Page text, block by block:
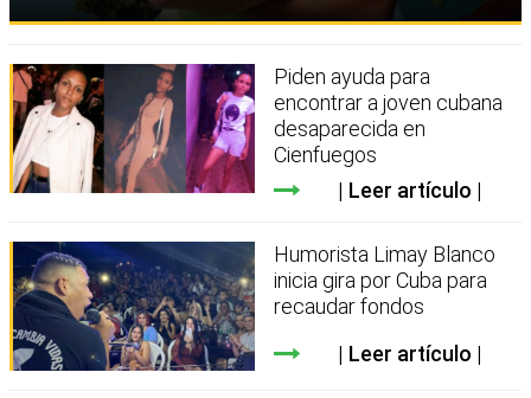
Piden ayuda para
encontrar a joven cubana
desaparecida en
Cienfuegos
Leer artículo
Humorista Limay Blanco
inicia gira por Cuba para
recaudar fondos
Leer artículo